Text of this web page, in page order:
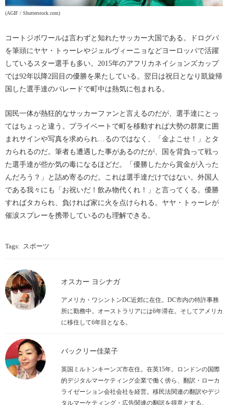
(AGIF / Shutterstock.com)
コートジボワールは言わずと知れたサッカー大国である。ドログバ
を筆頭にヤヤ・トゥーレやジェルヴィーニョなどヨーロッパで活躍
しているスター選手も多い。2015年のアフリカネイションズカップ
では92年以降2回目の優勝を果たしている。翌日は祝日となり凱旋帰
国した選手達のパレードで町中は熱気に包まれる。
国民一体が熱狂的なサッカーファンと言えるのだが、選手達にとっ
てはちょっと違う。プライベートで町を移動すれば大勢の群衆に囲
まれサインや写真を求められ…るのではなく、「金よこせ！」とタ
カられるのだ。筆者も遭遇した事があるのだが、国を背負って戦っ
た選手達が些か気の毒になるほどだ。「優勝したから賞金が入った
んだろう？」と詰め寄るのだ。これは選手達だけではない。外国人
である我々にも「お祝いだ！飲み物代くれ！」と言ってくる。優勝
すればタカられ、負ければ家に火を点けられる。ヤヤ・トゥーレが
催涙スプレーを携帯しているのも理解できる。
Tags: スポーツ
オスカー ヨシナガ
アメリカ・ワシントンDC近郊に在住。DC市内の特許事務
所に勤務中。オーストラリアには6年滞在。そしてアメリカ
に移住して6年目となる。
バックリー佳菜子
英国ミルトンキーンズ市在住。在英15年。ロンドンの国際
的デジタルマーケティング企業で働く傍ら、翻訳・ローカ
ライゼーション会社会社を経営。移民法関連の翻訳やデジ
タルマーケティング・広告関連の翻訳を得意とする。